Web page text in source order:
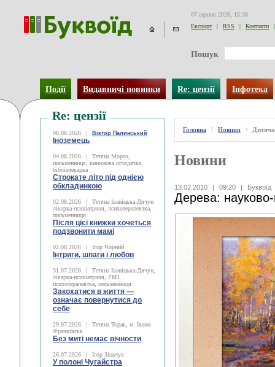
07 серпня 2026, 15:38
Експорт
| RSS | Контакти |
Пошук
Події Видавничі новинки Re: цензії Інфотека
Re: цензії
06.08.2026 | Віктор Палинський
Іноземець
04.08.2026 |
Тетяна Мороз,
письменниця, книжкова оглядачка,
бібліотекарка
Строкате літо під однією
обкладинкою
02.08.2026 |
Тетяна Іваніцька-Дячун
лікарка-психіатриня, психотерапевтка,
письменниця
Після цієї книжки хочеться
подзвонити мамі
02.08.2026 | Ігор Чорний
Інтриги, шпаги і любов
31.07.2026 |
Тетяна Іваніцька-Дячун,
лікарка-психіатриня, PhD,
психотерапевтка, письменниця
Закохатися в життя —
означає повернутися до
себе
29.07.2026 |
Тетяна Торак, м. Івано-
Франківськ
Без миті немає вічности
26.07.2026 | Ігор Зіньчук
У полоні Чугайстра
Головна \ Новини \
Новини
13.02.2010 | 09:20 | Буквоїд
Дерева: